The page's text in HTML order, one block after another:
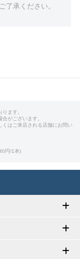
了承ください。
ます。
がございます。
くはご来店される店舗にお問い
円/1本)